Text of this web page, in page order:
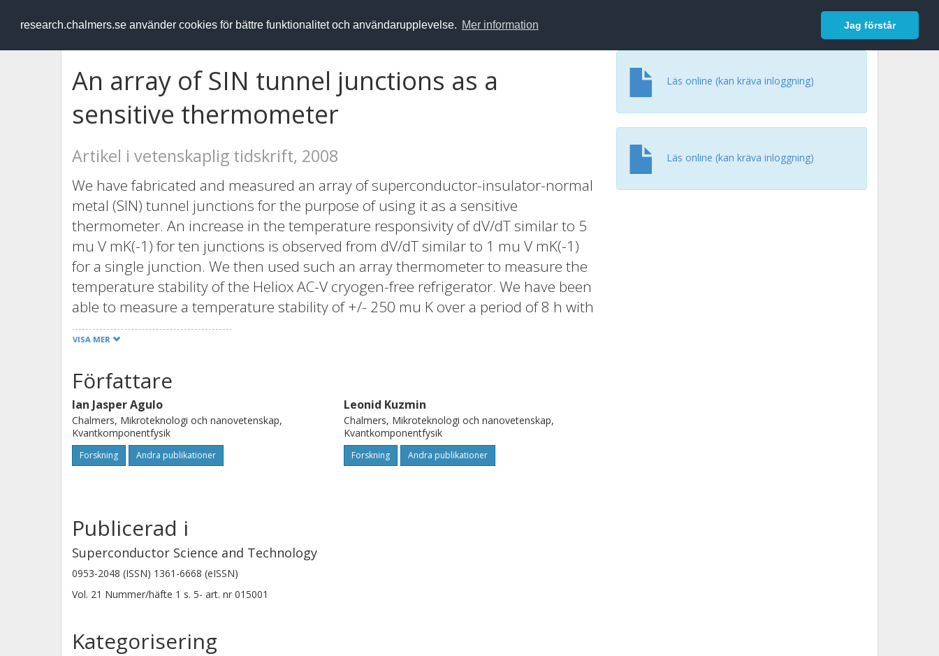
research.chalmers.se använder cookies för bättre funktionalitet och användarupplevelse. Mer information Jag förstår
RESEARCH.chalmers.se Logga in
An array of SIN tunnel junctions as a
sensitive thermometer
Artikel i vetenskaplig tidskrift, 2008
We have fabricated and measured an array of superconductor-insulator-normal
metal (SIN) tunnel junctions for the purpose of using it as a sensitive
thermometer. An increase in the temperature responsivity of dV/dT similar to 5
mu V mK(-1) for ten junctions is observed from dV/dT similar to 1 mu V mK(-1)
for a single junction. We then used such an array thermometer to measure the
temperature stability of the Heliox AC-V cryogen-free refrigerator. We have been
able to measure a temperature stability of +/- 250 mu K over a period of 8 h with
a temperature resolution of +/- 100 mu K.
VISA MER
Läs online (kan kräva inloggning)
Läs online (kan kräva inloggning)
Författare
Ian Jasper Agulo
Chalmers, Mikroteknologi och nanovetenskap,
Kvantkomponentfysik
Forskning Andra publikationer
Leonid Kuzmin
Chalmers, Mikroteknologi och nanovetenskap,
Kvantkomponentfysik
Forskning Andra publikationer
Publicerad i
Superconductor Science and Technology
0953-2048 (ISSN) 1361-6668 (eISSN)
Vol. 21 Nummer/häfte 1 s. 5- art. nr 015001
Kategorisering